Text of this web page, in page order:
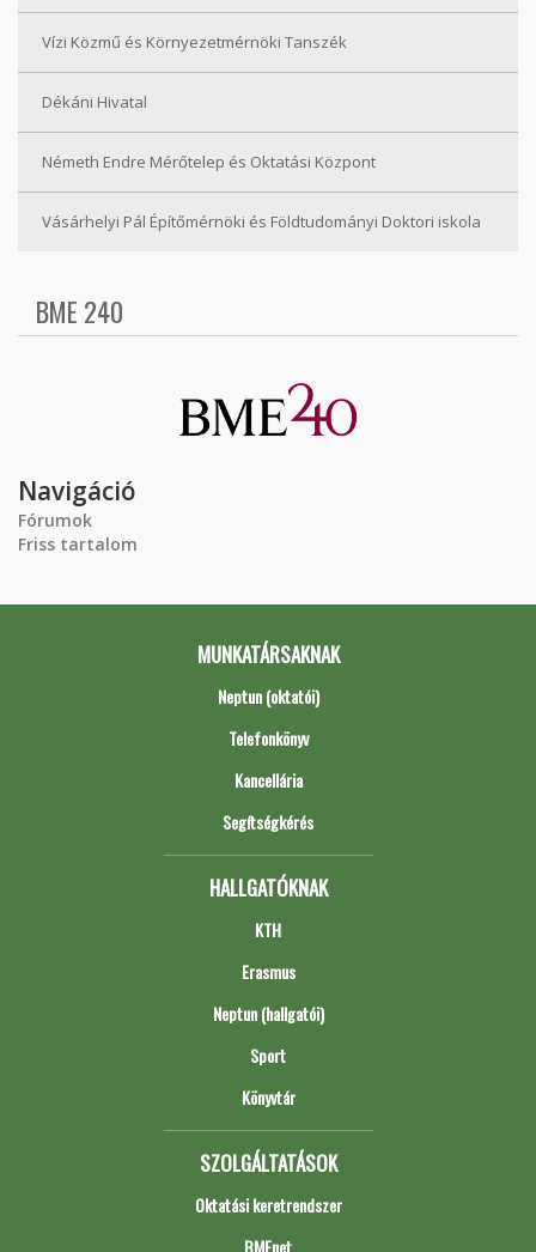
Vízi Közmű és Környezetmérnöki Tanszék
Dékáni Hivatal
Németh Endre Mérőtelep és Oktatási Központ
Vásárhelyi Pál Építőmérnöki és Földtudományi Doktori iskola
BME 240
Navigáció
Fórumok
Friss tartalom
MUNKATÁRSAKNAK
Neptun (oktatói)
Telefonkönyv
Kancellária
Segítségkérés
HALLGATÓKNAK
KTH
Erasmus
Neptun (hallgatói)
Sport
Könyvtár
SZOLGÁLTATÁSOK
Oktatási keretrendszer
BMEnet